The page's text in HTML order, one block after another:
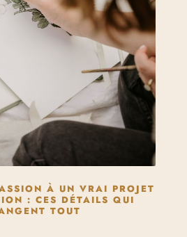
À UN VRAI PROJET
: CES DÉTAILS QUI
TOUT